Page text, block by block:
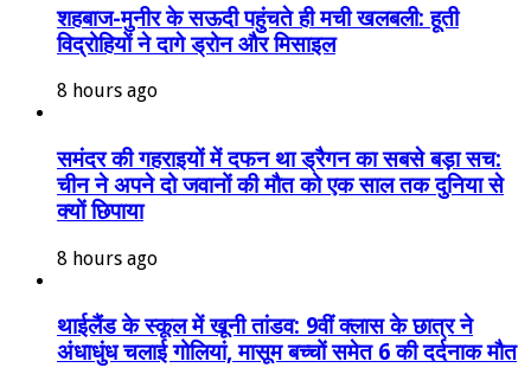
शहबाज-मुनीर के सऊदी पहुंचते ही मची खलबली: हूती
विद्रोहियों ने दागे ड्रोन और मिसाइल
8 hours ago
समंदर की गहराइयों में दफन था ड्रैगन का सबसे बड़ा सच:
चीन ने अपने दो जवानों की मौत को एक साल तक दुनिया से
क्यों छिपाया
8 hours ago
थाईलैंड के स्कूल में खूनी तांडव: 9वीं क्लास के छात्र ने
अंधाधुंध चलाई गोलियां, मासूम बच्चों समेत 6 की दर्दनाक मौत